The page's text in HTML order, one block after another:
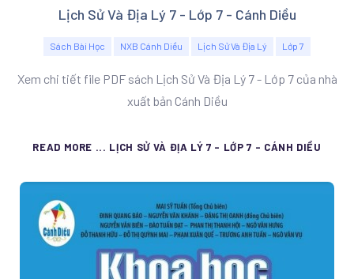
Lịch Sử Và Địa Lý 7 - Lớp 7 - Cánh Diều
Sách Bài Học NXB Cánh Diều Lịch Sử Và Địa Lý Lớp 7
Xem chi tiết file PDF sách Lịch Sử Và Địa Lý 7 - Lớp 7 của nhà
xuất bản Cánh Diều
READ MORE ... LỊCH SỬ VÀ ĐỊA LÝ 7 - LỚP 7 - CÁNH DIỀU